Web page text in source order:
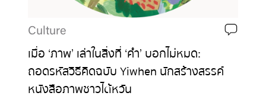
Culture
เมื่อ ‘ภาพ’ เล่าในสิ่งที่ ‘คำ’ บอกไม่หมด:
ถอดรหัสวิธีคิดฉบับ Yiwhen นักสร้างสรรค์
หนังสือภาพชาวไต้หวัน